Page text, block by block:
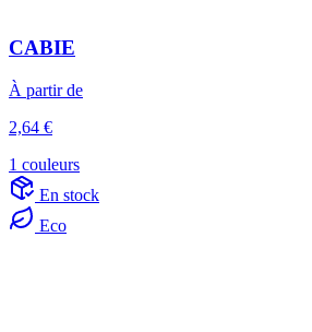
CABIE
À partir de
2,64 €
1 couleurs
En stock
Eco